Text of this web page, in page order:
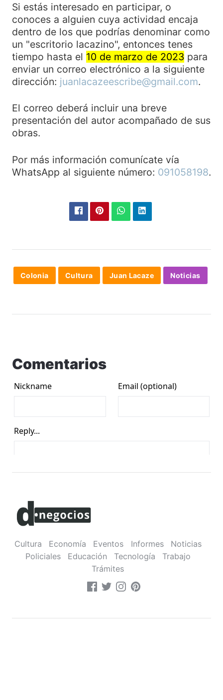
Si estás interesado en participar, o
conoces a alguien cuya actividad encaja
dentro de los que podrías denominar como
un "escritorio lacazino", entonces tenes
tiempo hasta el 10 de marzo de 2023 para
enviar un correo electrónico a la siguiente
dirección: juanlacazeescribe@gmail.com.
El correo deberá incluir una breve
presentación del autor acompañado de sus
obras.
Por más información comunícate vía
WhatsApp al siguiente número: 091058198.
Colonia Cultura Juan Lacaze Noticias
Comentarios
Cultura Economía Eventos Informes
Noticias
Policiales
Educación Tecnología
Trabajo
Trámites